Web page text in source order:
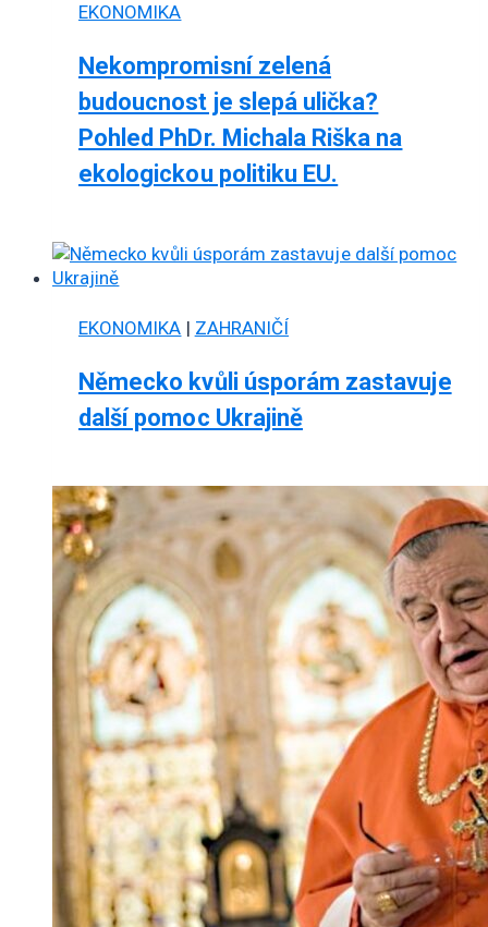
EKONOMIKA
Nekompromisní zelená
budoucnost je slepá ulička?
Pohled PhDr. Michala Riška na
ekologickou politiku EU.
EKONOMIKA | ZAHRANIČÍ
Německo kvůli úsporám zastavuje
další pomoc Ukrajině